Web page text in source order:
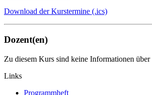
Download der Kurstermine (.ics)
Dozent(en)
Zu diesem Kurs sind keine Informationen
Links
Programmheft